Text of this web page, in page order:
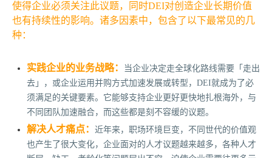
使得企业必须关注此议题，同时DEI对创造企业长期价值
也有持续性的影响。诸多因素中，包含了以下最常见的几
种：
实践企业的业务战略：
当企业决定走全球化路线需要「走出
去」，或企业运用并购方式加速发展或转型，DEI就成为了必
须满足的关键要素。它能够支持企业更好更快地扎根海外，与
不同团队加速融合，而这些都是刻不容缓的议题。
解决人才痛点： 近年来，职场环境巨变，不同世代的价值观
也产生了很大变化，企业面对的人才议题越来越多，各种人才